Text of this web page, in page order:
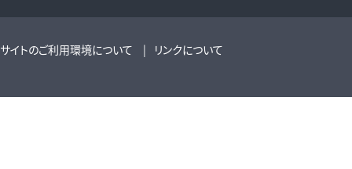
サイトのご利用環境について リンクについて